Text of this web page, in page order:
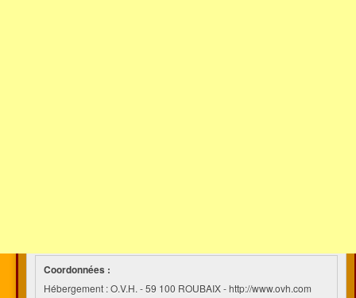
Coordonnées :
Hébergement : O.V.H. - 59 100 ROUBAIX - http://www.ovh.com